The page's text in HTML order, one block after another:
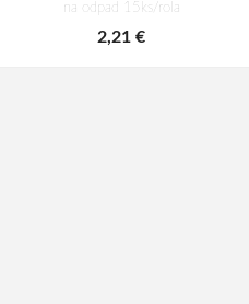
na odpad 15ks/rola
2,21 €